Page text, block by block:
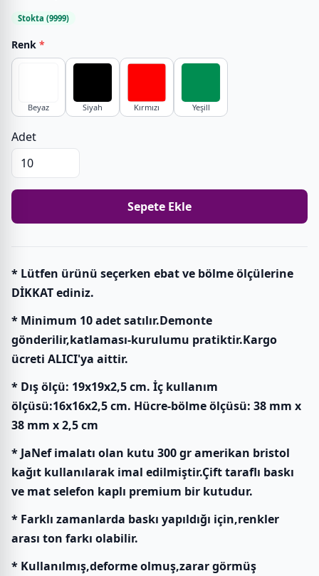
Stokta (9999)
Renk *
Beyaz Siyah Kırmızı Yeşill
Adet
Sepete Ekle
* Lütfen ürünü seçerken ebat ve bölme ölçülerine
DİKKAT ediniz.
* Minimum 10 adet satılır.Demonte
gönderilir,katlaması-kurulumu pratiktir.Kargo
ücreti ALICI'ya aittir.
* Dış ölçü: 19x19x2,5 cm. İç kullanım
ölçüsü:16x16x2,5 cm. Hücre-bölme ölçüsü: 38 mm x
38 mm x 2,5 cm
* JaNef imalatı olan kutu 300 gr amerikan bristol
kağıt kullanılarak imal edilmiştir.Çift taraflı baskı
ve mat selefon kaplı premium bir kutudur.
* Farklı zamanlarda baskı yapıldığı için,renkler
arası ton farkı olabilir.
* Kullanılmış,deforme olmuş,zarar görmüş